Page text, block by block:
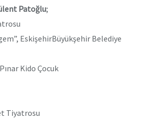
Patoğlu;
EskişehirBüyükşehir Belediye
Pınar Kido Çocuk
Tiyatrosu